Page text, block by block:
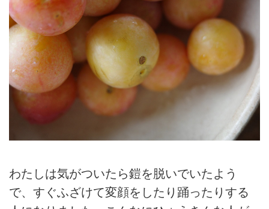
わたしは気がついたら鎧を脱いでいたよう
で、すぐふざけて変顔をしたり踊ったりする